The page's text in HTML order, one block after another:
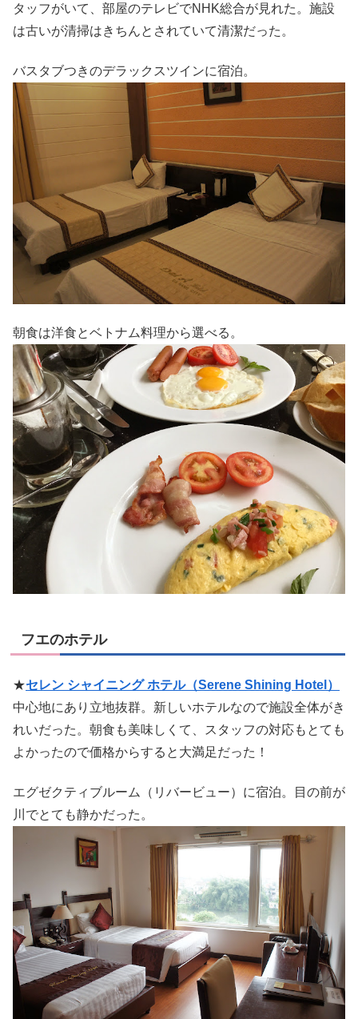
タッフがいて、部屋のテレビでNHK総合が見れた。施設
は古いが清掃はきちんとされていて清潔だった。
バスタブつきのデラックスツインに宿泊。
朝食は洋食とベトナム料理から選べる。
フエのホテル
★セレン シャイニング ホテル（Serene Shining Hotel）
中心地にあり立地抜群。新しいホテルなので施設全体がき
れいだった。朝食も美味しくて、スタッフの対応もとても
よかったので価格からすると大満足だった！
エグゼクティブルーム（リバービュー）に宿泊。目の前が
川でとても静かだった。